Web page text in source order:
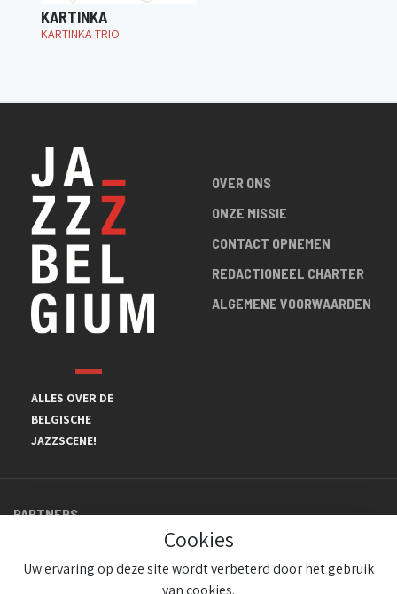
KARTINKA
KARTINKA TRIO
ALLES OVER DE
BELGISCHE
JAZZSCENE!
OVER ONS
ONZE MISSIE
CONTACT OPNEMEN
REDACTIONEEL CHARTER
ALGEMENE VOORWAARDEN
PARTNERS
Cookies
Uw ervaring op deze site wordt verbeterd door het gebruik
van cookies.